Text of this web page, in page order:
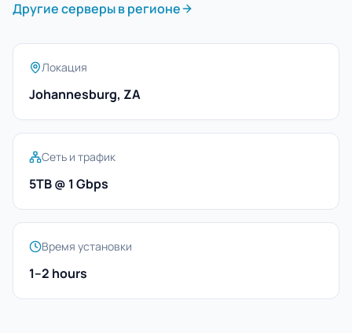
Другие серверы в регионе
Локация
Johannesburg, ZA
Сеть и трафик
5TB @ 1 Gbps
Время установки
1–2 hours